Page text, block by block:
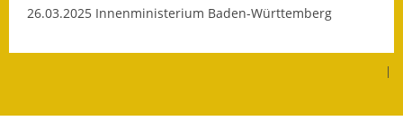
26.03.2025 Innenministerium Baden-Württemberg
|